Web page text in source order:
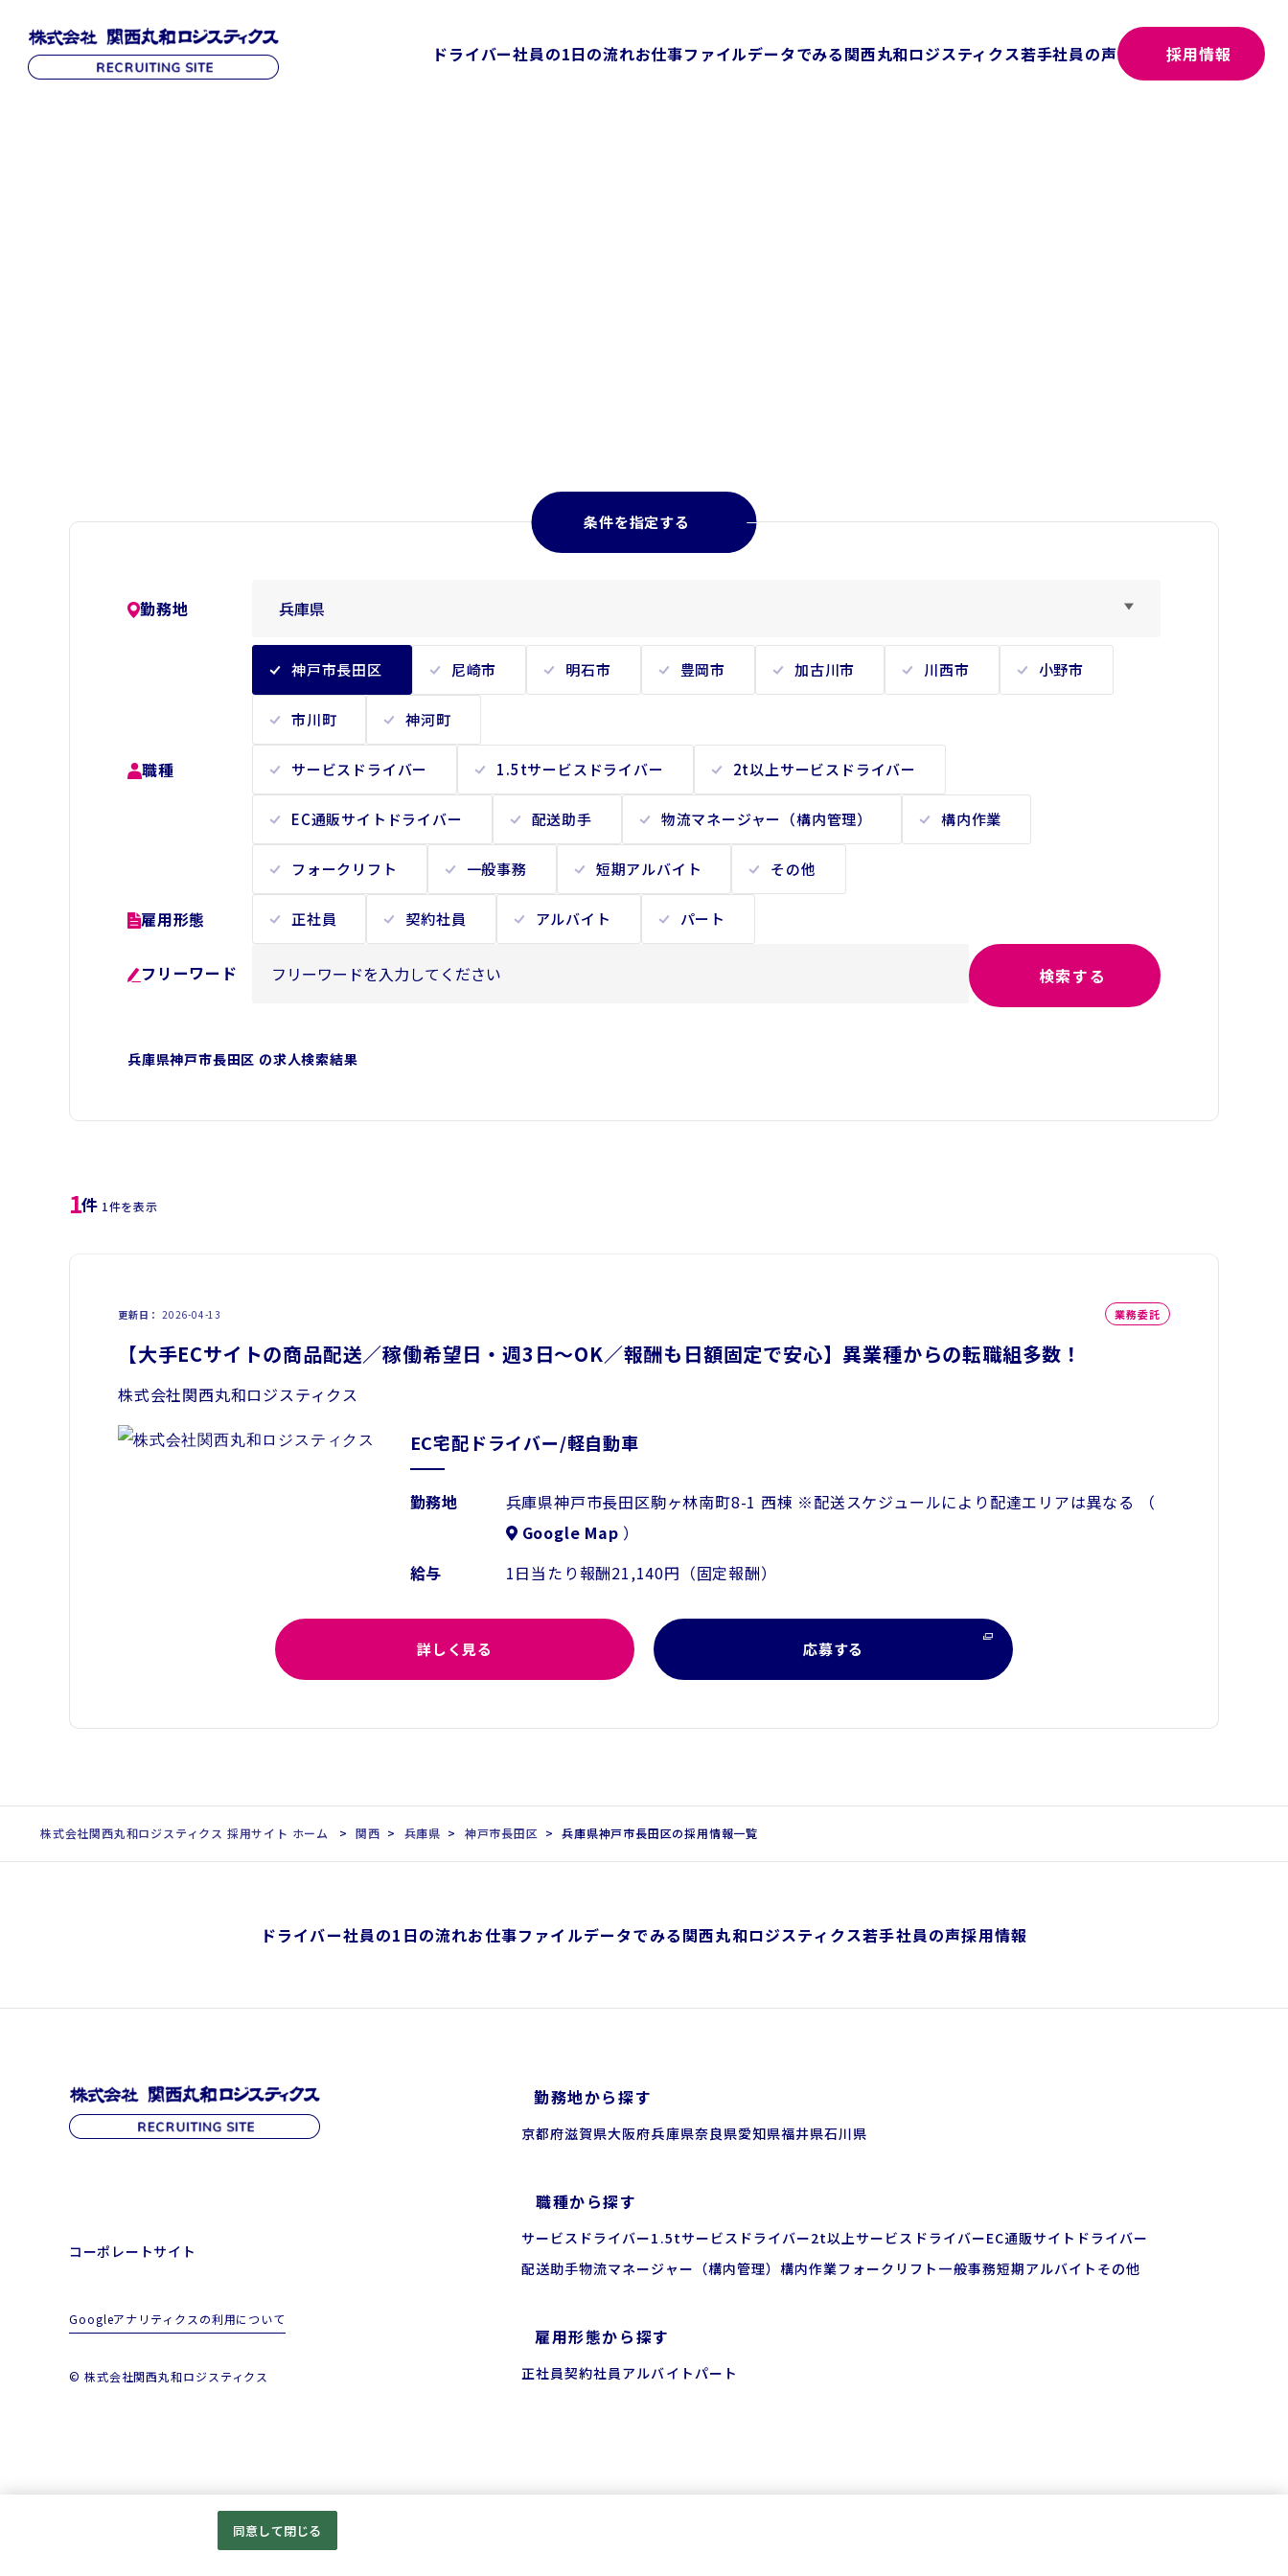
ドライバー社員の1日の流れお仕事ファイルデータでみる関西丸和ロジスティクス若手社員の声 採用情報
条件を指定する
勤務地
神戸市長田区 尼崎市 明石市 豊岡市 加古川市 川西市 小野市
市川町 神河町
職種 サービスドライバー 1.5tサービスドライバー 2t以上サービスドライバー
EC通販サイトドライバー 配送助手 物流マネージャー（構内管理） 構内作業
フォークリフト 一般事務 短期アルバイト その他
雇用形態 正社員 契約社員 アルバイト パート
フリーワード
兵庫県神戸市長田区 の求人検索結果
1件 1件を表示
更新日 2026-04-13 業務委託
【大手ECサイトの商品配送／稼働希望日・週3日～OK／報酬も日額固定で安心】異業種からの転職組多数！
株式会社関西丸和ロジスティクス
EC宅配ドライバー/軽自動車
勤務地
兵庫県神戸市長田区駒ヶ林南町8-1 西棟 ※配送スケジュールにより配達エリアは異なる （
Google Map ）
給与
1日当たり報酬21,140円（固定報酬）
詳しく見る 応募する
株式会社関西丸和ロジスティクス 採用サイト ホーム 関西 兵庫県 神戸市長田区 兵庫県神戸市長田区の採用情報一覧
ドライバー社員の1日の流れお仕事ファイルデータでみる関西丸和ロジスティクス若手社員の声採用情報
コーポレートサイト
Googleアナリティクスの利用について
© 株式会社関西丸和ロジスティクス
勤務地から探す
京都府滋賀県大阪府兵庫県奈良県愛知県福井県石川県
職種から探す
サービスドライバー1.5tサービスドライバー2t以上サービスドライバーEC通販サイトドライバー
配送助手物流マネージャー（構内管理） 構内作業フォークリフト 一般事務短期アルバイト その他
雇用形態から探す
正社員契約社員 アルバイト パート
同意して閉じる